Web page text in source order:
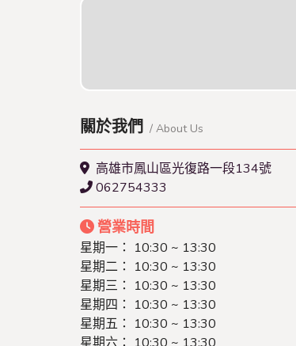
關於我們 / About Us
高雄市鳳山區光復路一段134號
062754333
營業時間
星期一： 10:30 ~ 13:30
星期二： 10:30 ~ 13:30
星期三： 10:30 ~ 13:30
星期四： 10:30 ~ 13:30
星期五： 10:30 ~ 13:30